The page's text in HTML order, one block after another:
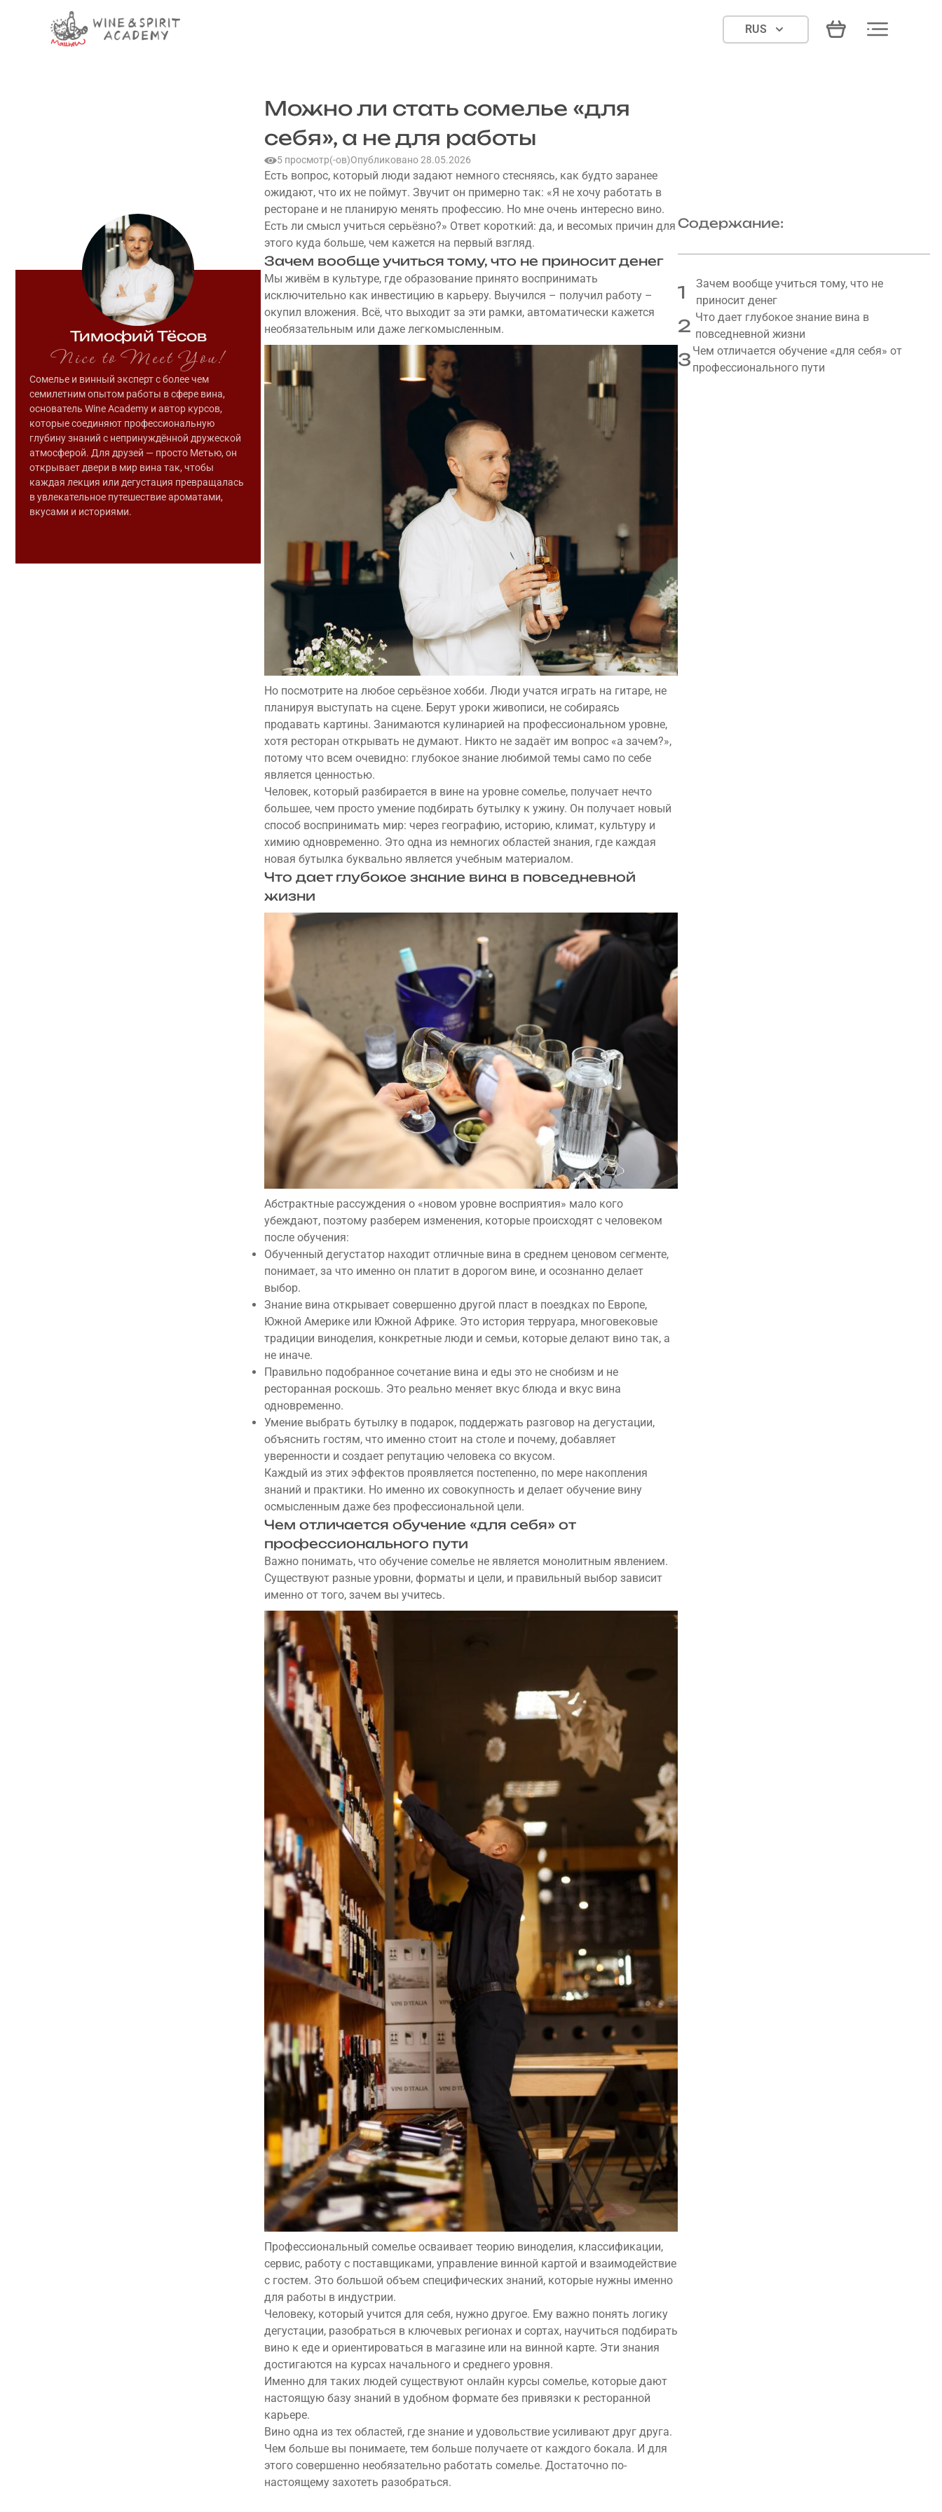
RUS
Тимофий Тёсов
Nice to Meet You!
Сомелье и винный эксперт с более чем
семилетним опытом работы в сфере вина,
основатель Wine Academy и автор курсов,
которые соединяют профессиональную
глубину знаний с непринуждённой дружеской
атмосферой. Для друзей — просто Метью, он
открывает двери в мир вина так, чтобы
каждая лекция или дегустация превращалась
в увлекательное путешествие ароматами,
вкусами и историями.
Можно ли стать сомелье «для
себя», а не для работы
5 просмотр(-ов)Опубликовано 28.05.2026
Есть вопрос, который люди задают немного стесняясь, как будто заранее
ожидают, что их не поймут. Звучит он примерно так: «Я не хочу работать в
ресторане и не планирую менять профессию. Но мне очень интересно вино.
Есть ли смысл учиться серьёзно?» Ответ короткий: да, и весомых причин для
этого куда больше, чем кажется на первый взгляд.
Зачем вообще учиться тому, что не приносит денег
Мы живём в культуре, где образование принято воспринимать
исключительно как инвестицию в карьеру. Выучился – получил работу –
окупил вложения. Всё, что выходит за эти рамки, автоматически кажется
необязательным или даже легкомысленным.
Но посмотрите на любое серьёзное хобби. Люди учатся играть на гитаре, не
планируя выступать на сцене. Берут уроки живописи, не собираясь
продавать картины. Занимаются кулинарией на профессиональном уровне,
хотя ресторан открывать не думают. Никто не задаёт им вопрос «а зачем?»,
потому что всем очевидно: глубокое знание любимой темы само по себе
является ценностью.
Человек, который разбирается в вине на уровне сомелье, получает нечто
большее, чем просто умение подбирать бутылку к ужину. Он получает новый
способ воспринимать мир: через географию, историю, климат, культуру и
химию одновременно. Это одна из немногих областей знания, где каждая
новая бутылка буквально является учебным материалом.
Что дает глубокое знание вина в повседневной
жизни
Абстрактные рассуждения о «новом уровне восприятия» мало кого
убеждают, поэтому разберем изменения, которые происходят с человеком
после обучения:
Обученный дегустатор находит отличные вина в среднем ценовом сегменте,
понимает, за что именно он платит в дорогом вине, и осознанно делает
выбор.
Знание вина открывает совершенно другой пласт в поездках по Европе,
Южной Америке или Южной Африке. Это история терруара, многовековые
традиции виноделия, конкретные люди и семьи, которые делают вино так, а
не иначе.
Правильно подобранное сочетание вина и еды это не снобизм и не
ресторанная роскошь. Это реально меняет вкус блюда и вкус вина
одновременно.
Умение выбрать бутылку в подарок, поддержать разговор на дегустации,
объяснить гостям, что именно стоит на столе и почему, добавляет
уверенности и создает репутацию человека со вкусом.
Каждый из этих эффектов проявляется постепенно, по мере накопления
знаний и практики. Но именно их совокупность и делает обучение вину
осмысленным даже без профессиональной цели.
Чем отличается обучение «для себя» от
профессионального пути
Важно понимать, что обучение сомелье не является монолитным явлением.
Существуют разные уровни, форматы и цели, и правильный выбор зависит
именно от того, зачем вы учитесь.
Профессиональный сомелье осваивает теорию виноделия, классификации,
сервис, работу с поставщиками, управление винной картой и взаимодействие
с гостем. Это большой объем специфических знаний, которые нужны именно
для работы в индустрии.
Человеку, который учится для себя, нужно другое. Ему важно понять логику
дегустации, разобраться в ключевых регионах и сортах, научиться подбирать
вино к еде и ориентироваться в магазине или на винной карте. Эти знания
достигаются на курсах начального и среднего уровня.
Именно для таких людей существуют онлайн курсы сомелье, которые дают
настоящую базу знаний в удобном формате без привязки к ресторанной
карьере.
Вино одна из тех областей, где знание и удовольствие усиливают друг друга.
Чем больше вы понимаете, тем больше получаете от каждого бокала. И для
этого совершенно необязательно работать сомелье. Достаточно по-
настоящему захотеть разобраться.
Содержание:
1
Зачем вообще учиться тому, что не
приносит денег
2 Что дает глубокое знание вина в
повседневной жизни
3 Чем отличается обучение «для себя» от
профессионального пути